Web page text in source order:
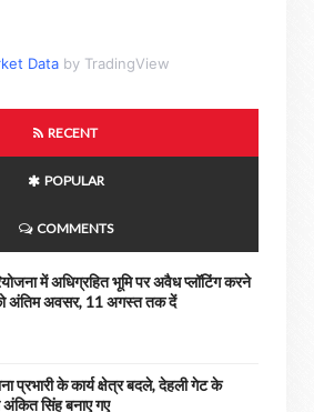
Data by TradingView
RECENT
POPULAR
COMMENTS
में अधिग्रहित भूमि पर अवैध प्लॉटिंग करने
अंतिम अवसर, 11 अगस्त तक दें
प्रभारी के कार्य क्षेत्र बदले, देहली गेट के
अंकित सिंह बनाए गए